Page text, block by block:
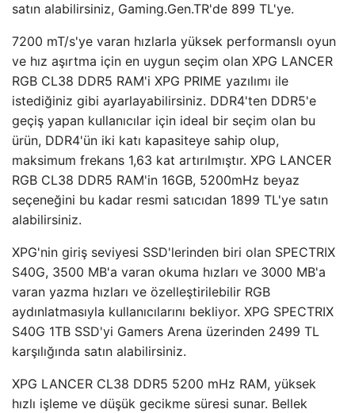
satın alabilirsiniz, Gaming.Gen.TR'de 899 TL'ye.
7200 mT/s'ye varan hızlarla yüksek performanslı oyun
ve hız aşırtma için en uygun seçim olan XPG LANCER
RGB CL38 DDR5 RAM'i XPG PRIME yazılımı ile
istediğiniz gibi ayarlayabilirsiniz. DDR4'ten DDR5'e
geçiş yapan kullanıcılar için ideal bir seçim olan bu
ürün, DDR4'ün iki katı kapasiteye sahip olup,
maksimum frekans 1,63 kat artırılmıştır. XPG LANCER
RGB CL38 DDR5 RAM'in 16GB, 5200mHz beyaz
seçeneğini bu kadar resmi satıcıdan 1899 TL'ye satın
alabilirsiniz.
XPG'nin giriş seviyesi SSD'lerinden biri olan SPECTRIX
S40G, 3500 MB'a varan okuma hızları ve 3000 MB'a
varan yazma hızları ve özelleştirilebilir RGB
aydınlatmasıyla kullanıcılarını bekliyor. XPG SPECTRIX
S40G 1TB SSD'yi Gamers Arena üzerinden 2499 TL
karşılığında satın alabilirsiniz.
XPG LANCER CL38 DDR5 5200 mHz RAM, yüksek
hızlı işleme ve düşük gecikme süresi sunar. Bellek